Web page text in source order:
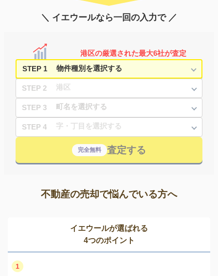
＼ イエウールなら一回の入力で ／
港区の厳選された最大6社が査定
STEP 1
STEP 2
STEP 3
STEP 4
完全無料 査定する
不動産の売却で悩んでいる方へ
イエウールが選ばれる
4つのポイント
1